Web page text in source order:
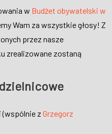
w Budżet obywatelski w
Wam za wszystkie głosy! Z
przez nasze
zrealizowane zostaną
(wspólnie z Grzegorz